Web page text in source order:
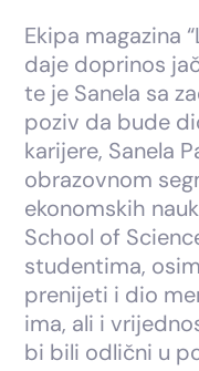
Ekipa magazina
daje doprinos
te je Sanela sa
poziv da bude
karijere, Sanela
obrazovnom
ekonomskih
School of
studentima,
prenijeti i dio
ima, ali i
bi bili odlični u